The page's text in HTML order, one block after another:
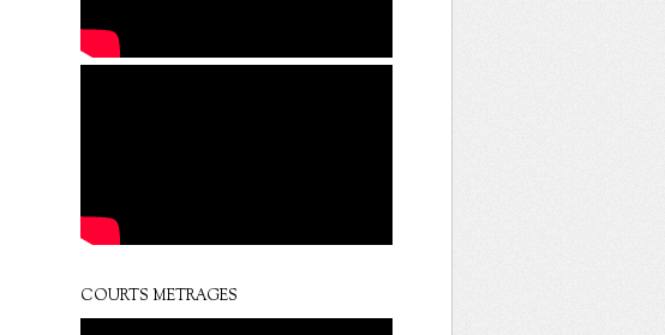
COURTS METRAGES